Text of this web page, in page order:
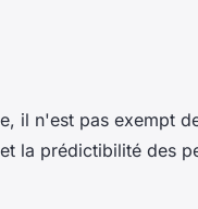
il n'est pas exempt
la prédictibilité des